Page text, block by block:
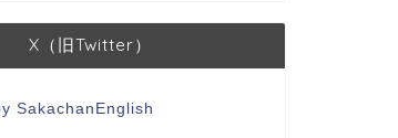
X（旧Twitter）
SakachanEnglish